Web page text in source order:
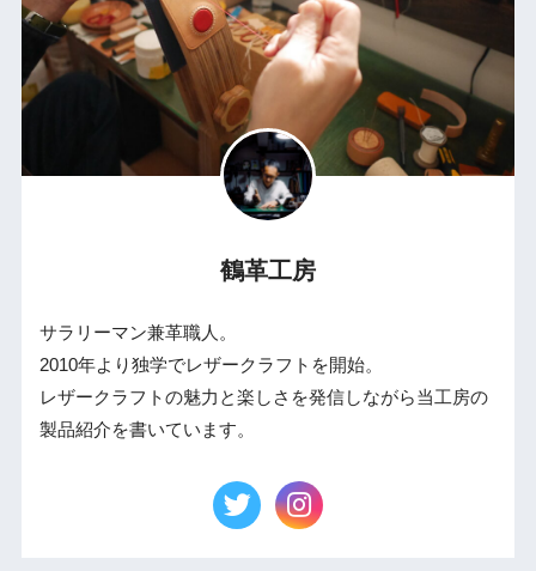
鶴革工房
サラリーマン兼革職人。
2010年より独学でレザークラフトを開始。
レザークラフトの魅力と楽しさを発信しながら当工房の
製品紹介を書いています。